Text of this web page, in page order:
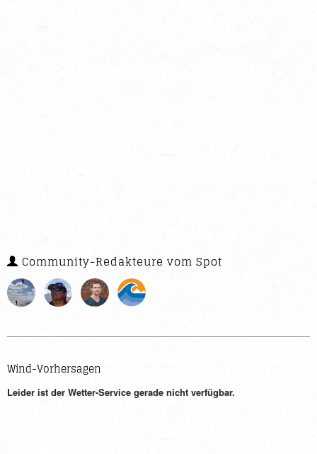
Community-Redakteure vom Spot
Wind-Vorhersagen